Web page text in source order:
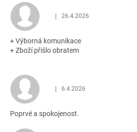
Hodnocení obchodu je 5 z 5
| 26.4.2026
+ Výborná komunikace
+ Zboží přišlo obratem
Hodnocení obchodu je 5 z 5
| 6.4.2026
Poprvé a spokojenost.